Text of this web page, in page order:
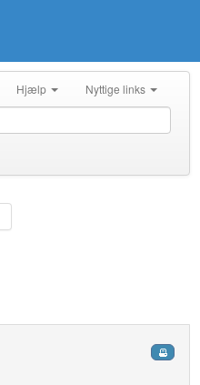
Hjælp Nyttige links